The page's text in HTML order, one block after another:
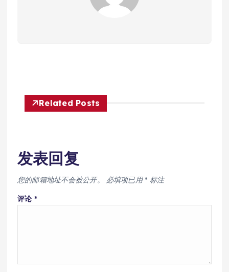
Related Posts
发表回复
您的邮箱地址不会被公开。 必填项已用* 标注
评论 *